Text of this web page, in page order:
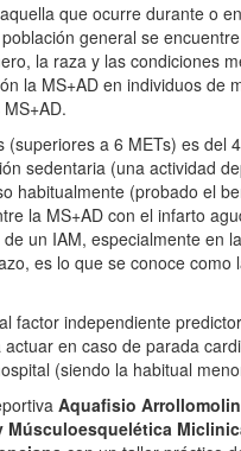
que ocurre durante o
general se
la raza y las condiciones
la MS+AD en individuos de
a 6 METs) es del
sedentaria (una actividad
habitualmente (probado el
la MS+AD con el infarto
un IAM, especialmente en
es lo que se conoce como
factor independiente
en caso de parada
(siendo la habitual
Aquafisio
Músculoesquelética